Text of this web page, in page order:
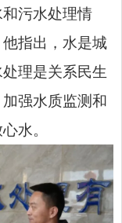
污水处理情
指出，水是城
理是关系民生
强水质监测和
水。